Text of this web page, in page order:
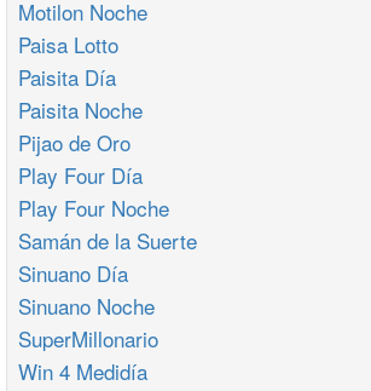
Motilon Noche
Paisa Lotto
Paisita Día
Paisita Noche
Pijao de Oro
Play Four Día
Play Four Noche
Samán de la Suerte
Sinuano Día
Sinuano Noche
SuperMillonario
Win 4 Medidía